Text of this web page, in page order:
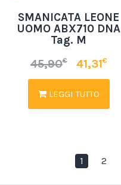
SMANICATA LEONE
UOMO ABX710 DNA
Tag. M
45,90€ 41,31€
LEGGI TUTTO
1 2